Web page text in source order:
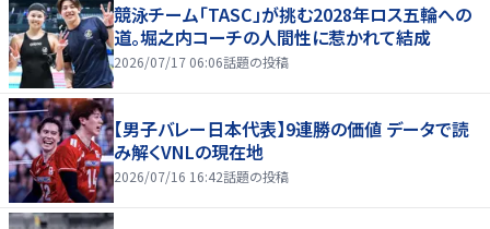
競泳チーム「TASC」が挑む2028年ロス五輪への
道。堀之内コーチの人間性に惹かれて結成
2026/07/17 06:06話題の投稿
【男子バレー日本代表】9連勝の価値 データで読
み解くVNLの現在地
2026/07/16 16:42話題の投稿